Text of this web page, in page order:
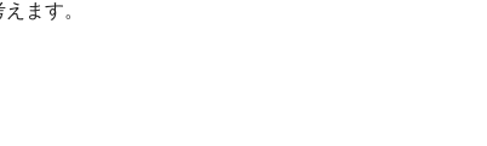
ます。